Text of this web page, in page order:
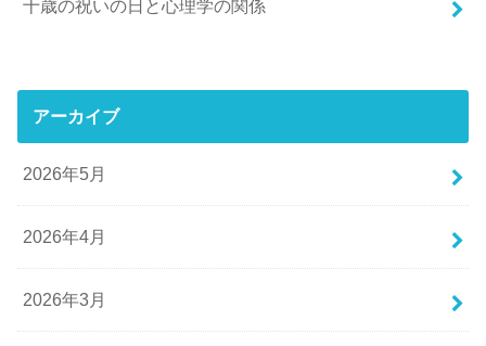
十歳の祝いの日と心理学の関係
アーカイブ
2026年5月
2026年4月
2026年3月